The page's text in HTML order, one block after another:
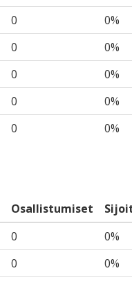
0
0%
0
0%
0
0%
0
0%
0 0%
Osallistumiset
0
0%
0
0%